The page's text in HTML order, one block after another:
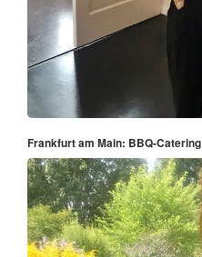
Frankfurt am Main: BBQ-Catering